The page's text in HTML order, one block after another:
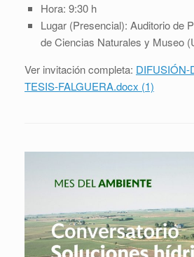
Hora: 9:30 h
Lugar (Presencial): Auditorio de
de Ciencias Naturales y Museo
Ver invitación completa: DIFUSIÓN-
TESIS-FALGUERA.docx (1)